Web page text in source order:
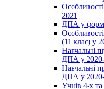
2021
ДПА у
(11 клас) у
Навчальні
ДПА у 2020-
Навчальні
ДПА у 2020-
Учнів 4-х та